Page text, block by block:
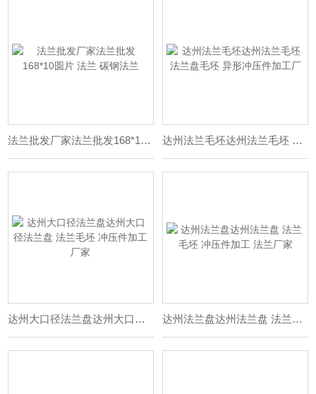
法兰批发厂家法兰批发168*10圆片 法兰 碳钢法兰 达州法兰毛坯达州法兰毛坯 法兰盘毛坯 异形冲压件加工厂
达州大口径法兰盘达州大口径法兰盘 法兰毛坯 冲压件加工厂家 达州法兰盘达州法兰盘 法兰毛坯 冲压件加工 法兰厂家